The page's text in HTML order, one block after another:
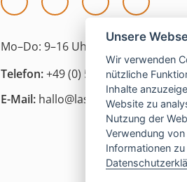
Mo–Do: 9–16 Uhr | Fr:
9–13 Uhr
Telefon: +49 (0) 5121 208 990
E-Mail: hallo@las-islas-reisen.de
Unsere
Wir verwenden
nützliche
Inhalte
Website zu
Nutzung der
Verwendung
Informationen